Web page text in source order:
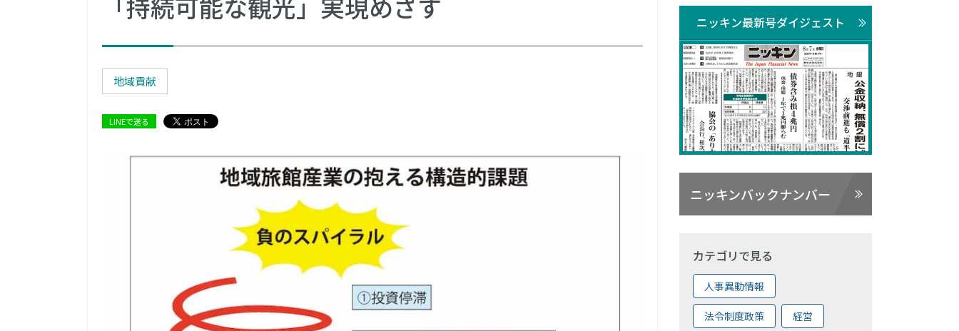
地域貢献
LINEで送る
ニッキン最新号ダイジェスト
ニッキンバックナンバー
カテゴリで見る
人事異動情報
法令制度政策 経営